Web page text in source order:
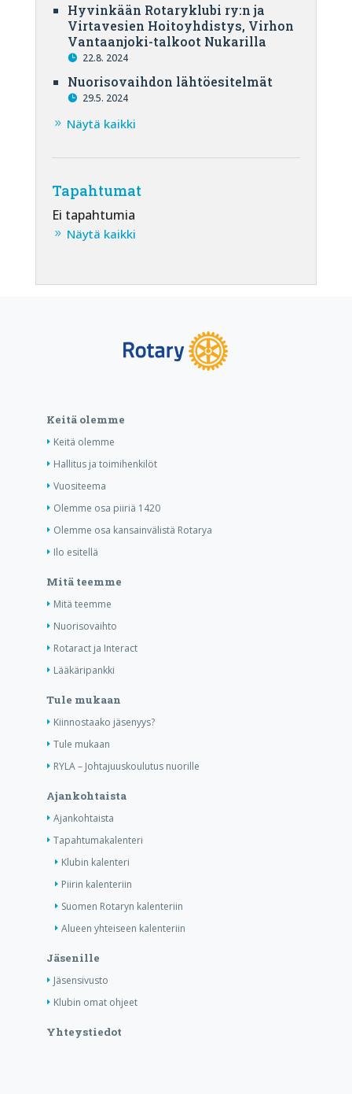
Hyvinkään Rotaryklubi ry:n ja
Virtavesien Hoitoyhdistys, Virhon
Vantaanjoki-talkoot Nukarilla
22.8. 2024
Nuorisovaihdon lähtöesitelmät
29.5. 2024
Näytä kaikki
Tapahtumat
Ei tapahtumia
Näytä kaikki
Keitä olemme
Keitä olemme
Hallitus ja toimihenkilöt
Vuositeema
Olemme osa piiriä 1420
Olemme osa kansainvälistä Rotarya
Ilo esitellä
Mitä teemme
Mitä teemme
Nuorisovaihto
Rotaract ja Interact
Lääkäripankki
Tule mukaan
Kiinnostaako jäsenyys?
Tule mukaan
RYLA – Johtajuuskoulutus nuorille
Ajankohtaista
Ajankohtaista
Tapahtumakalenteri
Klubin kalenteri
Piirin kalenteriin
Suomen Rotaryn kalenteriin
Alueen yhteiseen kalenteriin
Jäsenille
Jäsensivusto
Klubin omat ohjeet
Yhteystiedot